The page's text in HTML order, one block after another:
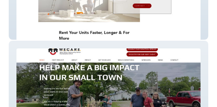
armmultiservicescontractor.com